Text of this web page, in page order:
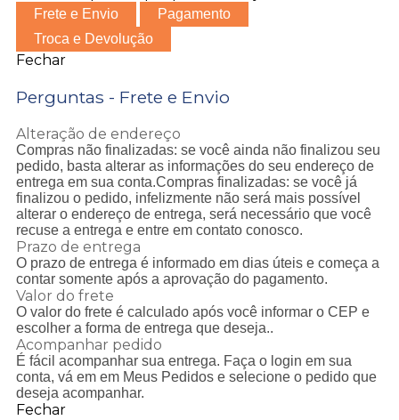
Frete e Envio
Pagamento
Troca e Devolução
Fechar
Perguntas - Frete e Envio
Alteração de endereço
Compras não finalizadas: se você ainda não finalizou seu
pedido, basta alterar as informações do seu endereço de
entrega em sua conta.Compras finalizadas: se você já
finalizou o pedido, infelizmente não será mais possível
alterar o endereço de entrega, será necessário que você
recuse a entrega e entre em contato conosco.
Prazo de entrega
O prazo de entrega é informado em dias úteis e começa a
contar somente após a aprovação do pagamento.
Valor do frete
O valor do frete é calculado após você informar o CEP e
escolher a forma de entrega que deseja..
Acompanhar pedido
É fácil acompanhar sua entrega. Faça o login em sua
conta, vá em em Meus Pedidos e selecione o pedido que
deseja acompanhar.
Fechar